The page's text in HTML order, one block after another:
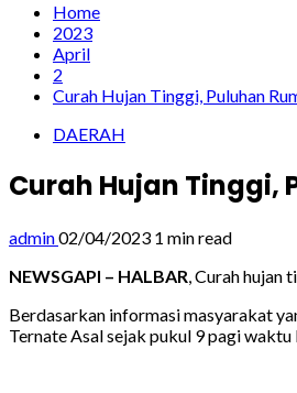
Home
2023
April
2
Curah Hujan Tinggi, Puluhan
DAERAH
Curah Hujan Tinggi,
admin02/04/2023 1 min read
NEWSGAPI – HALBAR, Curah hujan
Berdasarkan informasi masyarakat
Ternate Asal sejak pukul 9 pagi waktu